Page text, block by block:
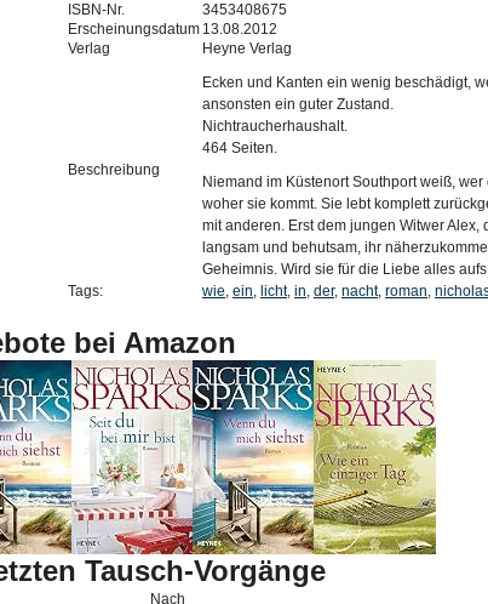
ISBN-Nr.
3453408675
Erscheinungsdatum 13.08.2012
Verlag
Heyne Verlag
Beschreibung
Ecken und Kanten ein wenig beschädigt,
ansonsten ein guter Zustand.
Nichtraucherhaushalt.
464 Seiten.
Niemand im Küstenort Southport weiß,
woher sie kommt. Sie lebt komplett
mit anderen. Erst dem jungen Witwer
langsam und behutsam, ihr
Geheimnis. Wird sie für die Liebe alles
Tags:
wie, ein, licht, in, der, nacht, roman,
bei Amazon
Tausch-Vorgänge
Nach